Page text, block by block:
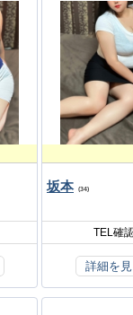
坂本 (34)
TEL確
詳細を